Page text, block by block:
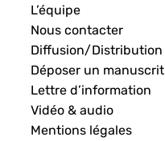
L’équipe
Nous contacter
Diffusion/Distribution
Déposer un manuscrit
Lettre d’information
Vidéo & audio
Mentions légales